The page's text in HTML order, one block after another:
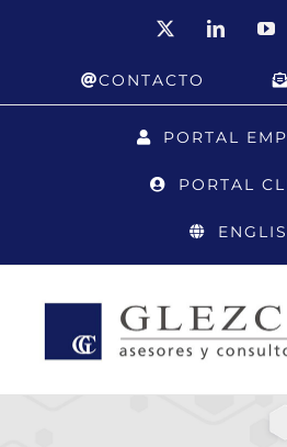
LinkedIn
CONTACTO
PORTAL
PORTAL